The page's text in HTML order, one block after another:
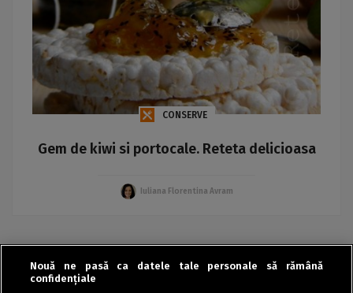
CONSERVE
Gem de kiwi si portocale. Reteta delicioasa
Iuliana Florentina Avram
›
Nouă ne pasă ca datele tale personale să rămână
confidențiale